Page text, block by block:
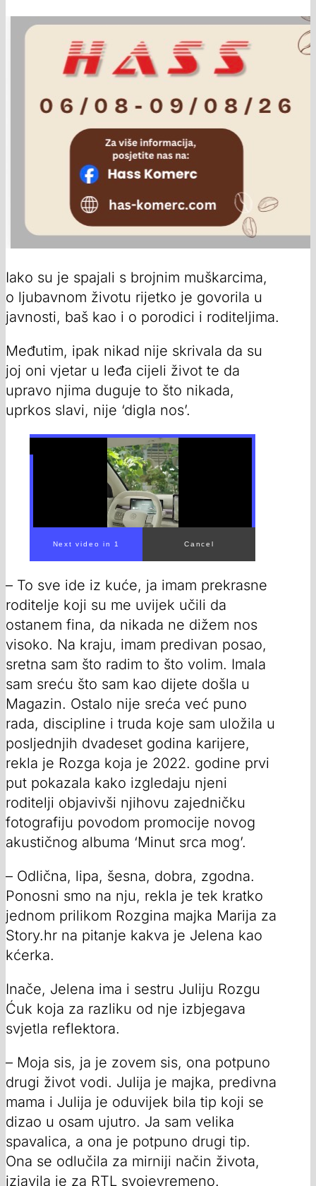
Iako su je spajali s brojnim muškarcima,
o ljubavnom životu rijetko je govorila u
javnosti, baš kao i o porodici i roditeljima.
Međutim, ipak nikad nije skrivala da su
joj oni vjetar u leđa cijeli život te da
upravo njima duguje to što nikada,
uprkos slavi, nije ‘digla nos’.
00:00/ 02:51
– To sve ide iz kuće, ja imam prekrasne
roditelje koji su me uvijek učili da
ostanem fina, da nikada ne dižem nos
visoko. Na kraju, imam predivan posao,
sretna sam što radim to što volim. Imala
sam sreću što sam kao dijete došla u
Magazin. Ostalo nije sreća već puno
rada, discipline i truda koje sam uložila u
posljednjih dvadeset godina karijere,
rekla je Rozga koja je 2022. godine prvi
put pokazala kako izgledaju njeni
roditelji objavivši njihovu zajedničku
fotografiju povodom promocije novog
akustičnog albuma ‘Minut srca mog’.
– Odlična, lipa, šesna, dobra, zgodna.
Ponosni smo na nju, rekla je tek kratko
jednom prilikom Rozgina majka Marija za
Story.hr na pitanje kakva je Jelena kao
kćerka.
Inače, Jelena ima i sestru Juliju Rozgu
Ćuk koja za razliku od nje izbjegava
svjetla reflektora.
– Moja sis, ja je zovem sis, ona potpuno
drugi život vodi. Julija je majka, predivna
mama i Julija je oduvijek bila tip koji se
dizao u osam ujutro. Ja sam velika
spavalica, a ona je potpuno drugi tip.
Ona se odlučila za mirniji način života,
izjavila je za RTL svojevremeno.